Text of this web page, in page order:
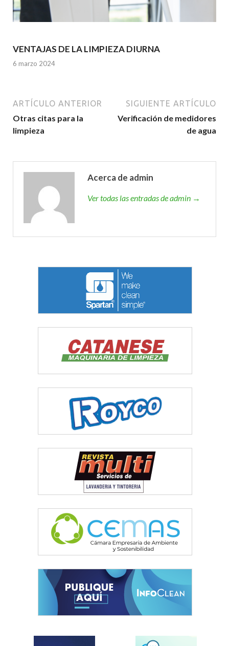
VENTAJAS DE LA LIMPIEZA DIURNA
6 marzo 2024
ARTÍCULO ANTERIOR
Otras citas para la
limpieza
SIGUIENTE ARTÍCULO
Verificación de medidores
de agua
Acerca de admin
Ver todas las entradas de admin →